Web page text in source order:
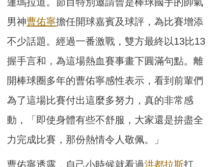
男神曹佑寧擔任開球嘉賓及球評，為比賽增添
不少話題。經過一番激戰，雙方最終以13比13
握手言和，為這場熱血賽事畫下圓滿句點。離
開棒球圈多年的曹佑寧感性表示，看到前輩們
為了這場比賽付出這麼多努力，真的非常感
動，「即使身體有些不舒服，大家還是拚盡全
力完成比賽，那份熱情令人敬佩。」
曹佑寧透露，自己小時候就看過洪都拉斯打